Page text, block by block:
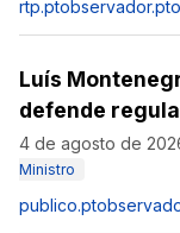
rtp.ptobservador.pt
Luís
defende
4 de agosto de
Ministro
publico.pt